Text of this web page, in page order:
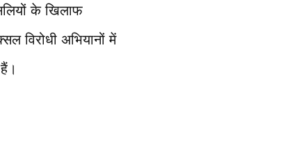
के खिलाफ
विरोधी अभियानों में